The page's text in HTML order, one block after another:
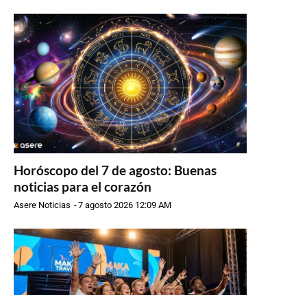
Horóscopo del 7 de agosto: Buenas
noticias para el corazón
Asere Noticias -7 agosto 2026 12:09 AM